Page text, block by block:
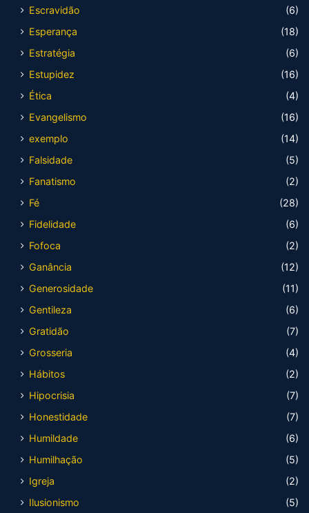
Escravidão
(6)
Esperança
(18)
Estratégia
(6)
Estupidez
(16)
Ética
(4)
Evangelismo
(16)
exemplo
(14)
Falsidade
(5)
Fanatismo
(2)
Fé
(28)
Fidelidade
(6)
Fofoca
(2)
Ganância
(12)
Generosidade
(11)
Gentileza
(6)
Gratidão
(7)
Grosseria
(4)
Hábitos
(2)
Hipocrisia
(7)
Honestidade
(7)
Humildade
(6)
Humilhação
(5)
Igreja
(2)
Ilusionismo
(5)